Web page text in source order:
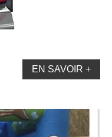
EN SAVOIR +